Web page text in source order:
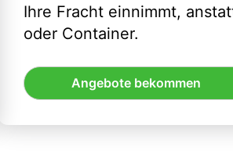
Ihre Fracht einnimmt,
oder Container.
Angebote bekommen